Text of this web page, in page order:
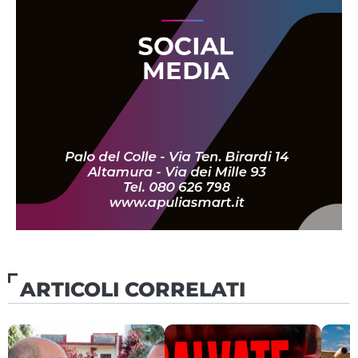
ARTICOLI CORRELATI